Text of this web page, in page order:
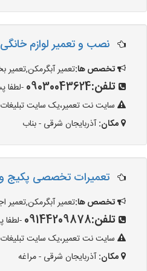
نصب و تعمیر لوازم
تخصص ها:تعمیر آبگرمکن,تعمیر
تلفن:09030043624 -لطفا
سایت نت تعمیر،یک سایت
مکان:آذربایجان شرقی - بناب
تعمیرات تخصصی پکیج
تخصص ها:تعمیر آبگرمکن,تعمیر
تلفن:09144209878 -لطفا
سایت نت تعمیر،یک سایت
مکان:آذربایجان شرقی - مراغه